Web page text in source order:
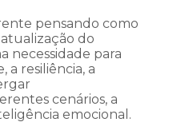
pensando como
atualização do
necessidade para
a resiliência, a
cenários, a
emocional.